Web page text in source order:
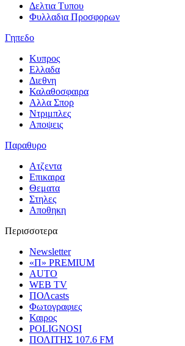
Δελτια Τυπου
Φυλλαδια Προσφορων
Γηπεδο
Κυπρος
Ελλαδα
Διεθνη
Καλαθοσφαιρα
Αλλα Σπορ
Ντριμπλες
Αποψεις
Παραθυρο
Ατζεντα
Επικαιρα
Θεματα
Στηλες
Αποθηκη
Περισσοτερα
Newsletter
«Π» PREMIUM
AUTO
WEB TV
ΠΟΛcasts
Φωτογραφιες
Καιρος
POLIGNOSI
ΠΟΛΙΤΗΣ 107.6 FM